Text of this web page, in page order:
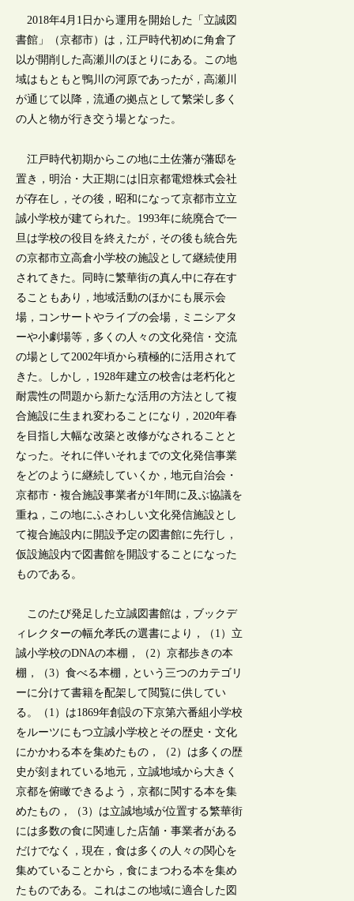
2018年4月1日から運用を開始した「立誠図
書館」（京都市）は，江戸時代初めに角倉了
以が開削した高瀬川のほとりにある。この地
域はもともと鴨川の河原であったが，高瀬川
が通じて以降，流通の拠点として繁栄し多く
の人と物が行き交う場となった。
江戸時代初期からこの地に土佐藩が藩邸を
置き，明治・大正期には旧京都電燈株式会社
が存在し，その後，昭和になって京都市立立
誠小学校が建てられた。1993年に統廃合で一
旦は学校の役目を終えたが，その後も統合先
の京都市立高倉小学校の施設として継続使用
されてきた。同時に繁華街の真ん中に存在す
ることもあり，地域活動のほかにも展示会
場，コンサートやライブの会場，ミニシアタ
ーや小劇場等，多くの人々の文化発信・交流
の場として2002年頃から積極的に活用されて
きた。しかし，1928年建立の校舎は老朽化と
耐震性の問題から新たな活用の方法として複
合施設に生まれ変わることになり，2020年春
を目指し大幅な改築と改修がなされることと
なった。それに伴いそれまでの文化発信事業
をどのように継続していくか，地元自治会・
京都市・複合施設事業者が1年間に及ぶ協議を
重ね，この地にふさわしい文化発信施設とし
て複合施設内に開設予定の図書館に先行し，
仮設施設内で図書館を開設することになった
ものである。
このたび発足した立誠図書館は，ブックデ
ィレクターの幅允孝氏の選書により，（1）立
誠小学校のDNAの本棚，（2）京都歩きの本
棚，（3）食べる本棚，という三つのカテゴリ
ーに分けて書籍を配架して閲覧に供してい
る。（1）は1869年創設の下京第六番組小学校
をルーツにもつ立誠小学校とその歴史・文化
にかかわる本を集めたもの，（2）は多くの歴
史が刻まれている地元，立誠地域から大きく
京都を俯瞰できるよう，京都に関する本を集
めたもの，（3）は立誠地域が位置する繁華街
には多数の食に関連した店舗・事業者がある
だけでなく，現在，食は多くの人々の関心を
集めていることから，食にまつわる本を集め
たものである。これはこの地域に適合した図